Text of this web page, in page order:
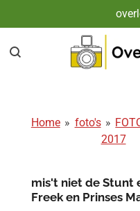
direct
naar
Home » foto's »
2017
mis't niet de Stunt
Freek en Prinses